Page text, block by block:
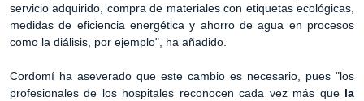
servicio adquirido, compra de materiales con etiquetas ecológicas,
medidas de eficiencia energética y ahorro de agua en procesos
como la diálisis, por ejemplo", ha añadido.
Cordomí ha aseverado que este cambio es necesario, pues "los
profesionales de los hospitales reconocen cada vez más que la